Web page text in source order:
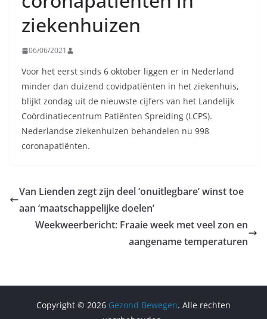
ziekenhuizen
06/06/2021
Voor het eerst sinds 6 oktober liggen er in Nederland
minder dan duizend covidpatiënten in het ziekenhuis,
blijkt zondag uit de nieuwste cijfers van het Landelijk
Coördinatiecentrum Patiënten Spreiding (LCPS).
Nederlandse ziekenhuizen behandelen nu 998
coronapatiënten.
Van Lienden zegt zijn deel ‘onuitlegbare’ winst toe
aan ‘maatschappelijke doelen’
Weekweerbericht: Fraaie week met veel zon en
aangename temperaturen
Copyright © 2026 Gezond Bewegen. Alle rechten